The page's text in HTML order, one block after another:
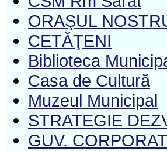
ORAŞUL
CETĂŢENI
Biblioteca
Casa de Cultură
Muzeul Municipal
STRATEGIE
GUV.